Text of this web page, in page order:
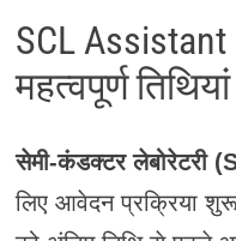
SCL
महत्वपूर्ण
सेमी-कंडक्टर लेबोरेटरी
लिए आवेदन प्रक्रिया शुरू